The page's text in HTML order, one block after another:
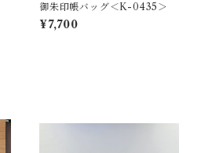
御朱印帳バッグ＜K-0435＞
¥7,700